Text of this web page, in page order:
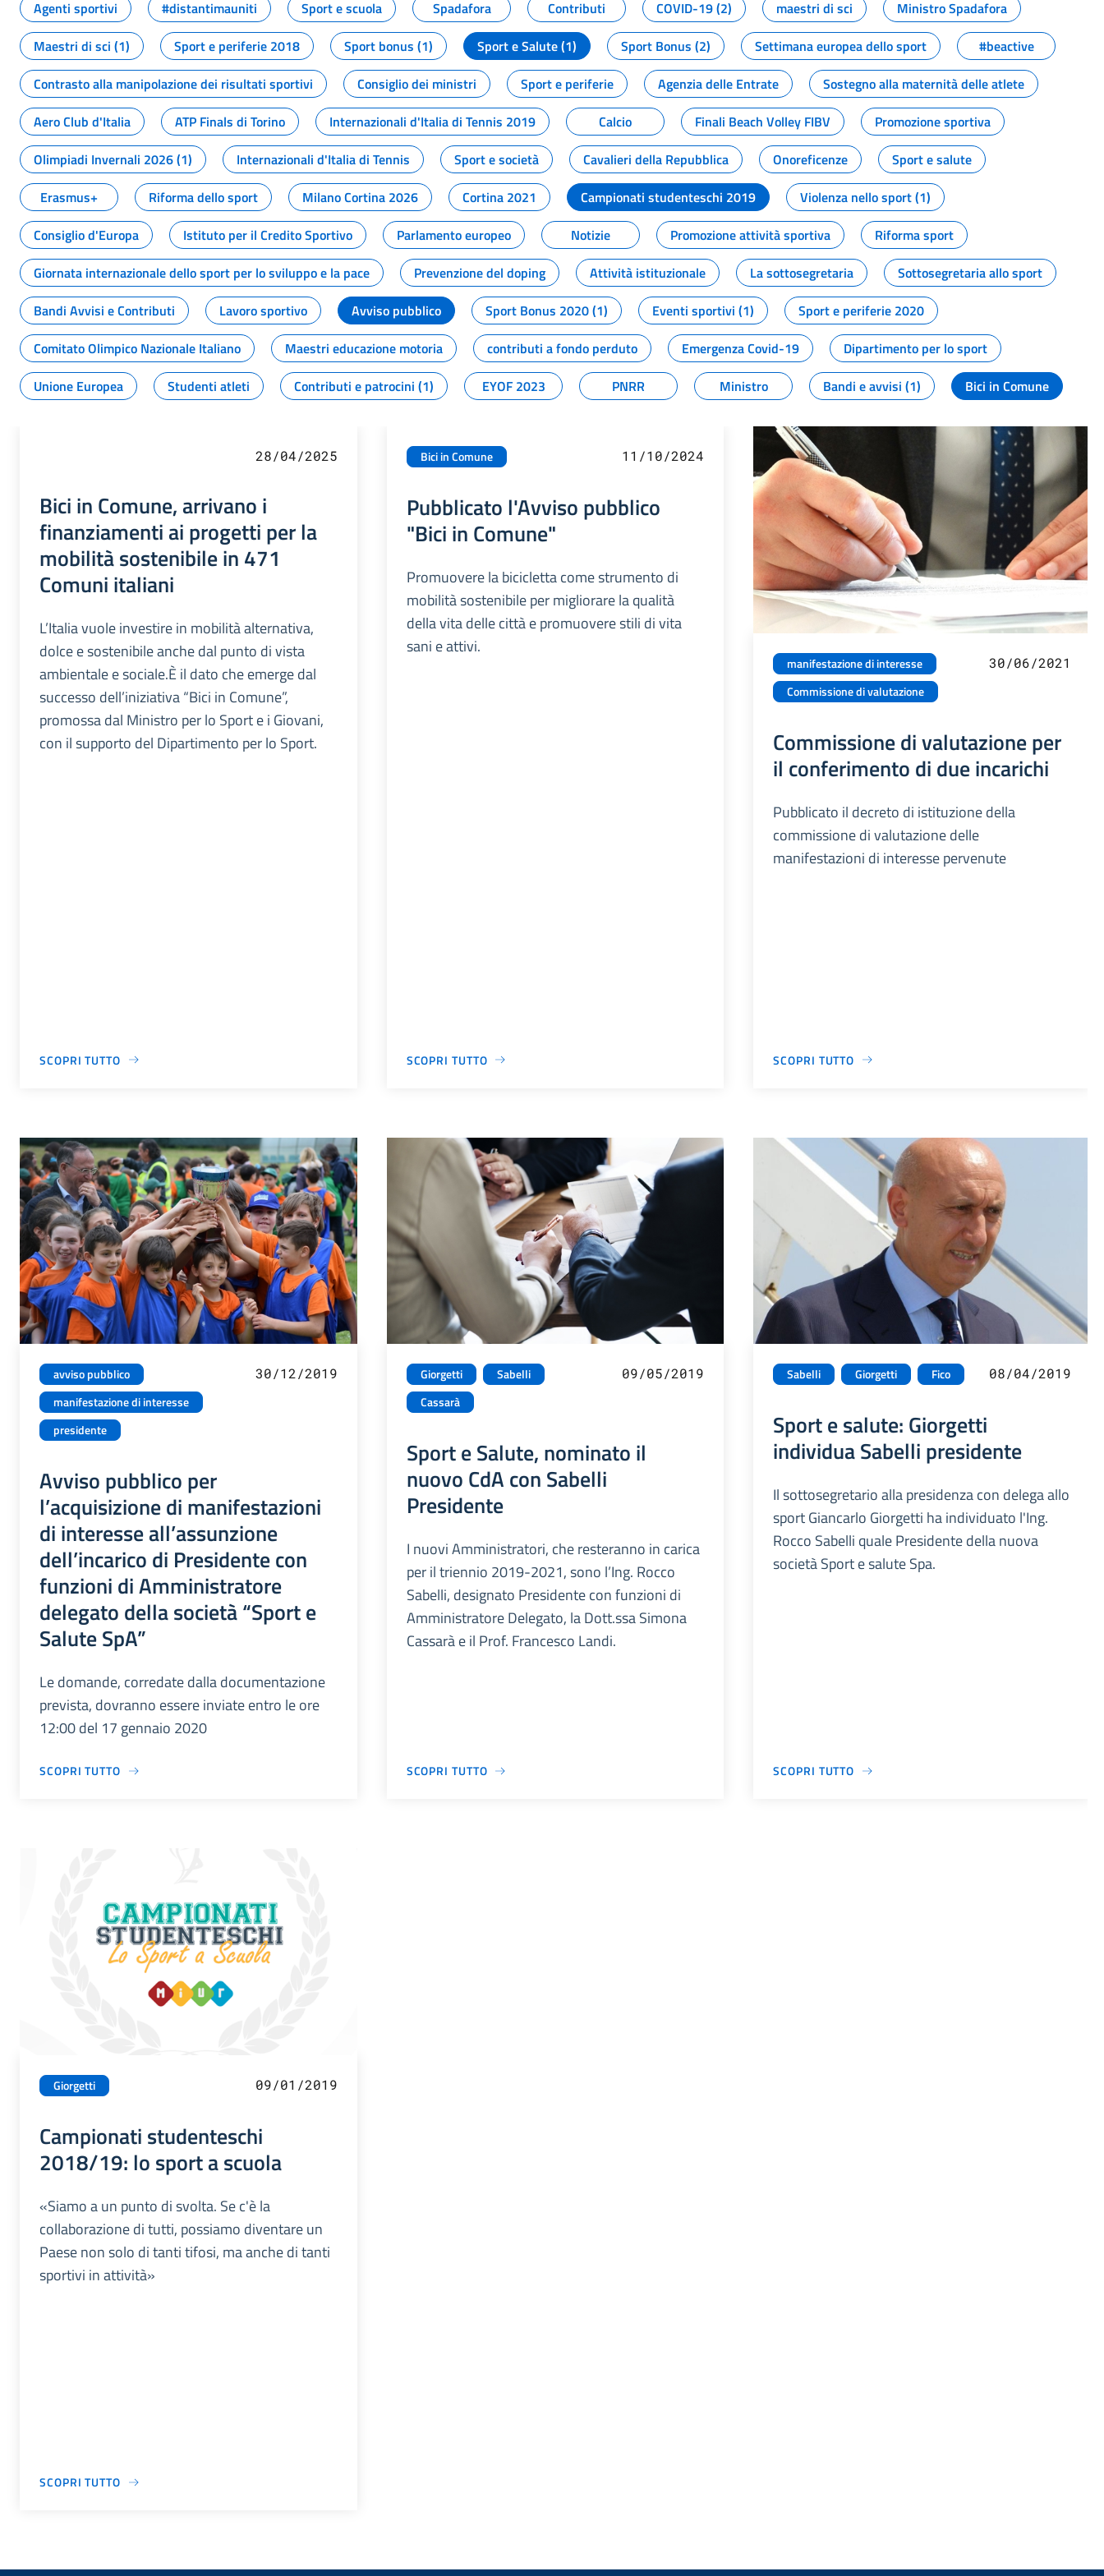
Agenti sportivi
#distantimauniti Sport e scuola Spadafora Contributi COVID-19 (2) maestri di sci
Ministro Spadafora
Maestri di sci (1)
Sport e periferie 2018 Sport bonus (1) Sport e Salute (1) Sport Bonus (2) Settimana europea dello sport
#beactive
Contrasto alla manipolazione dei risultati sportivi
Consiglio dei ministri Sport e periferie Agenzia delle Entrate
Sostegno alla maternità delle atlete
Aero Club d'Italia
ATP Finals di Torino Internazionali d'Italia di Tennis 2019 Calcio Finali Beach Volley FIBV
Promozione sportiva
Olimpiadi Invernali 2026 (1)
Internazionali d'Italia di Tennis Sport e società Cavalieri della Repubblica Onoreficenze
Sport e salute
Erasmus+
Riforma dello sport Milano Cortina 2026 Cortina 2021 Campionati studenteschi 2019
Violenza nello sport (1)
Consiglio d'Europa
Istituto per il Credito Sportivo Parlamento europeo Notizie Promozione attività sportiva
Riforma sport
Giornata internazionale dello sport per lo sviluppo e la pace
Prevenzione del doping Attività istituzionale La sottosegretaria
Sottosegretaria allo sport
Bandi Avvisi e Contributi
Lavoro sportivo Avviso pubblico Sport Bonus 2020 (1) Eventi sportivi (1)
Sport e periferie 2020
Comitato Olimpico Nazionale Italiano
Maestri educazione motoria contributi a fondo perduto Emergenza Covid-19
Dipartimento per lo sport
Unione Europea
Studenti atleti Contributi e patrocini (1) EYOF 2023 PNRR Ministro Bandi e avvisi (1) Bici in Comune
28/04/2025
Bici in Comune, arrivano i
finanziamenti ai progetti per la
mobilità sostenibile in 471
Comuni italiani
L’Italia vuole investire in mobilità alternativa,
dolce e sostenibile anche dal punto di vista
ambientale e sociale.È il dato che emerge dal
successo dell’iniziativa “Bici in Comune”,
promossa dal Ministro per lo Sport e i Giovani,
con il supporto del Dipartimento per lo Sport.
SCOPRI TUTTO
Bici in Comune 11/10/2024
Pubblicato l'Avviso pubblico
"Bici in Comune"
Promuovere la bicicletta come strumento di
mobilità sostenibile per migliorare la qualità
della vita delle città e promuovere stili di vita
sani e attivi.
SCOPRI TUTTO
manifestazione di interesse
Commissione di valutazione
30/06/2021
Commissione di valutazione per
il conferimento di due incarichi
Pubblicato il decreto di istituzione della
commissione di valutazione delle
manifestazioni di interesse pervenute
SCOPRI TUTTO
avviso pubblico
manifestazione di interesse
presidente
30/12/2019
Avviso pubblico per
l’acquisizione di manifestazioni
di interesse all’assunzione
dell’incarico di Presidente con
funzioni di Amministratore
delegato della società “Sport e
Salute SpA”
Le domande, corredate dalla documentazione
prevista, dovranno essere inviate entro le ore
12:00 del 17 gennaio 2020
SCOPRI TUTTO
Giorgetti
Sabelli
Cassarà
09/05/2019
Sport e Salute, nominato il
nuovo CdA con Sabelli
Presidente
I nuovi Amministratori, che resteranno in carica
per il triennio 2019-2021, sono l’Ing. Rocco
Sabelli, designato Presidente con funzioni di
Amministratore Delegato, la Dott.ssa Simona
Cassarà e il Prof. Francesco Landi.
SCOPRI TUTTO
Sabelli Giorgetti Fico 08/04/2019
Sport e salute: Giorgetti
individua Sabelli presidente
Il sottosegretario alla presidenza con delega allo
sport Giancarlo Giorgetti ha individuato l'Ing.
Rocco Sabelli quale Presidente della nuova
società Sport e salute Spa.
SCOPRI TUTTO
Giorgetti 09/01/2019
Campionati studenteschi
2018/19: lo sport a scuola
«Siamo a un punto di svolta. Se c'è la
collaborazione di tutti, possiamo diventare un
Paese non solo di tanti tifosi, ma anche di tanti
sportivi in attività»
SCOPRI TUTTO